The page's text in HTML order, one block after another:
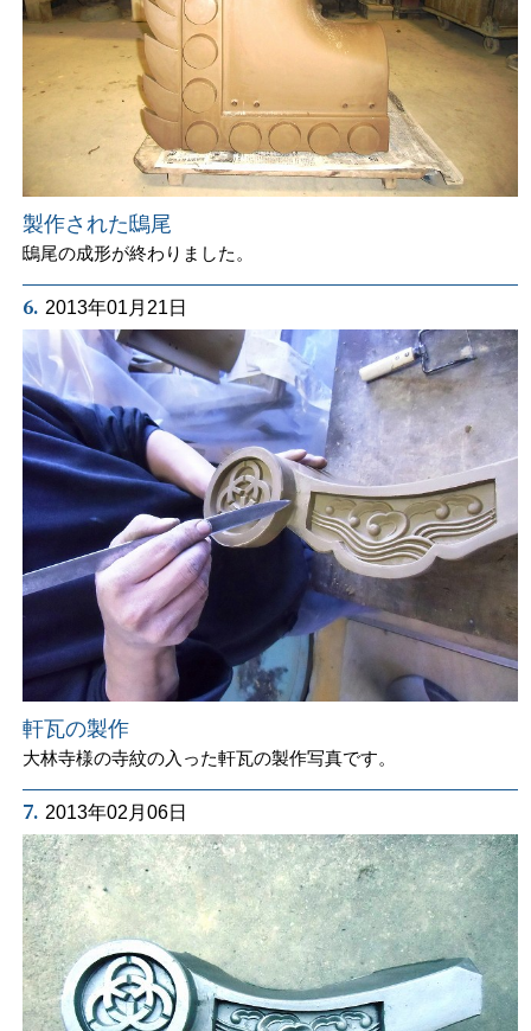
製作された鴟尾
鴟尾の成形が終わりました。
6. 2013年01月21日
軒瓦の製作
大林寺様の寺紋の入った軒瓦の製作写真です。
7. 2013年02月06日